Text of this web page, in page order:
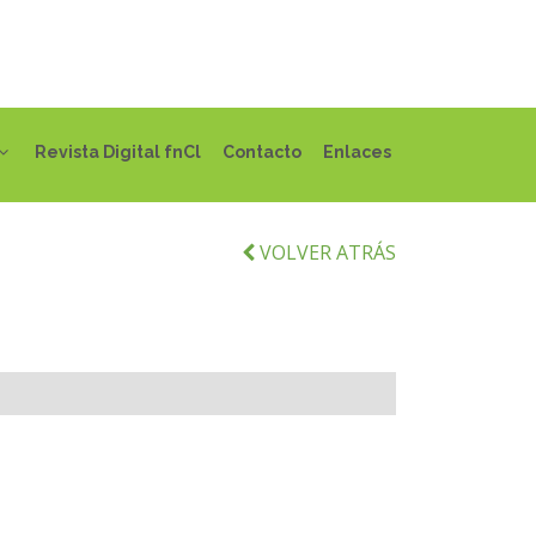
Revista Digital fnCl Contacto Enlaces
VOLVER ATRÁS